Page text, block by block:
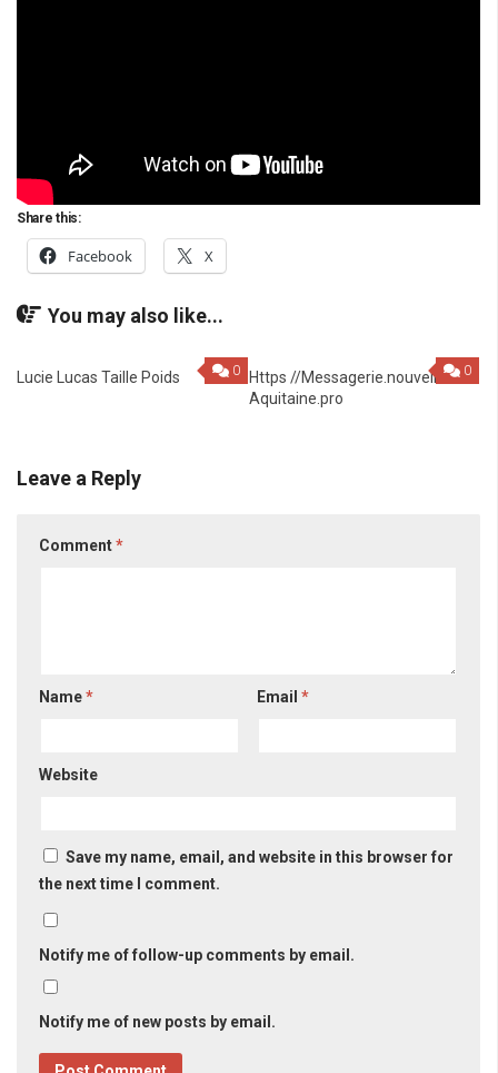
Share this:
Facebook X
You may also like...
0
Lucie Lucas Taille Poids 0
Https //Messagerie.nouvelle-
Aquitaine.pro
Leave a Reply
Comment*
Name* Email*
Website
Save my name, email, and website in this browser for
the next time I comment.
Notify me of follow-up comments by email.
Notify me of new posts by email.